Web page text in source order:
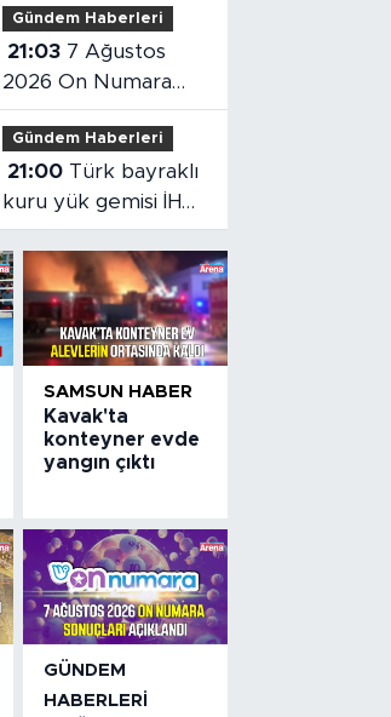
altın çıktı
Gündem Haberleri
21:03
2026 On Numara
sonuçları açıklandı
Gündem Haberleri
21:00
kuru yük gemisi İHA
saldırısına uğradı
SAMSUN HABER
Kavak'ta
konteyner evde
yangın çıktı
GÜNDEM
HABERLERI